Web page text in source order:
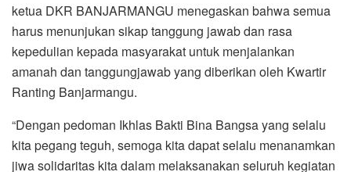
ketua DKR BANJARMANGU menegaskan bahwa semua
harus menunjukan sikap tanggung jawab dan rasa
kepedulian kepada masyarakat untuk menjalankan
amanah dan tanggungjawab yang diberikan oleh Kwartir
Ranting Banjarmangu.
“Dengan pedoman Ikhlas Bakti Bina Bangsa yang selalu
kita pegang teguh, semoga kita dapat selalu menanamkan
jiwa solidaritas kita dalam melaksanakan seluruh kegiatan